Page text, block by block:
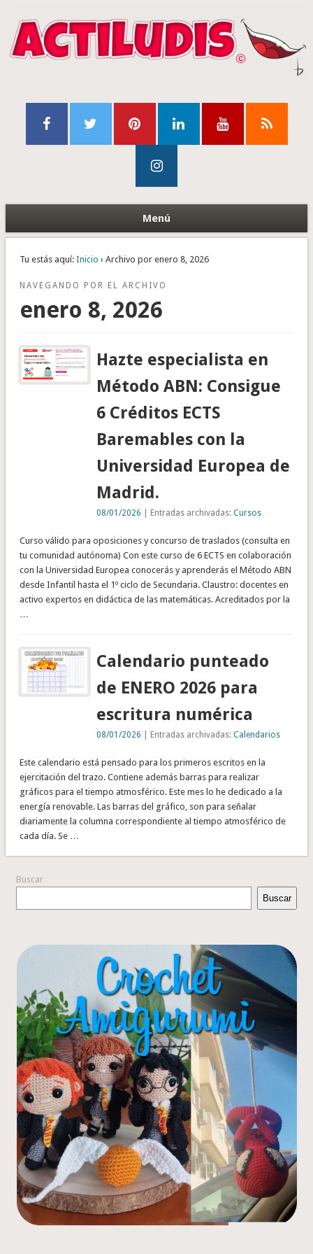
Menú
Tu estás aquí: Inicio › Archivo por enero 8, 2026
NAVEGANDO POR EL ARCHIVO
enero 8, 2026
Hazte especialista en
Método ABN: Consigue
6 Créditos ECTS
Baremables con la
Universidad Europea de
Madrid.
08/01/2026 | Entradas archivadas:Cursos
Curso válido para oposiciones y concurso de traslados (consulta en
tu comunidad autónoma) Con este curso de 6 ECTS en colaboración
con la Universidad Europea conocerás y aprenderás el Método ABN
desde Infantil hasta el 1º ciclo de Secundaria. Claustro: docentes en
activo expertos en didáctica de las matemáticas. Acreditados por la
…
Calendario punteado
de ENERO 2026 para
escritura numérica
08/01/2026 | Entradas archivadas:Calendarios
Este calendario está pensado para los primeros escritos en la
ejercitación del trazo. Contiene además barras para realizar
gráficos para el tiempo atmosférico. Este mes lo he dedicado a la
energía renovable. Las barras del gráfico, son para señalar
diariamente la columna correspondiente al tiempo atmosférico de
cada día. Se …
Buscar
Buscar